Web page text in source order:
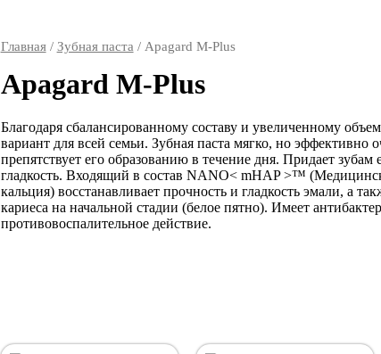
Главная/ Зубная паста / Apagard M-Plus
Apagard M-Plus
Благодаря сбалансированному составу и увеличенному
вариант для всей семьи. Зубная паста мягко, но эффективно
препятствует его образованию в течение дня. Придает зубам
гладкость. Входящий в состав NANO< mHAP >™
кальция) восстанавливает прочность и гладкость эмали, а
кариеса на начальной стадии (белое пятно). Имеет
противовоспалительное действие.